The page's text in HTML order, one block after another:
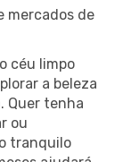
mercados de
céu limpo
a beleza
Quer tenha
ou
tranquilo